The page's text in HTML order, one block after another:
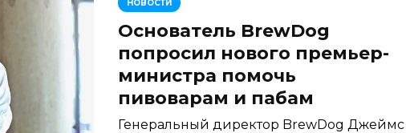
НОВОСТИ
Основатель BrewDog
попросил нового премьер-
министра помочь
пивоварам и пабам
Генеральный директор BrewDog Джеймс